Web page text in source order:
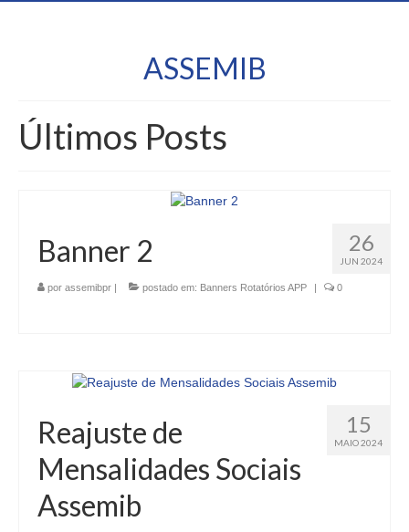
ASSEMIB
Últimos Posts
26
JUN 2024
Banner 2
por assemibpr postado em: Banners Rotatórios APP 0
15
MAIO 2024
Reajuste de
Mensalidades Sociais
Assemib